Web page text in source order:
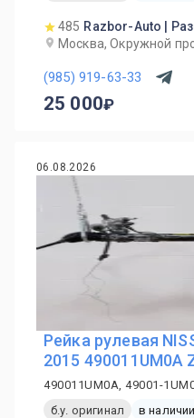
485 Razbor-Auto |
Москва, Окружной
(985) 919-63-33
25 000
06.08.2026
Рейка рулевая
2015 490011UM0A
490011UM0A, 49001-
б.у. оригинал
в наличии